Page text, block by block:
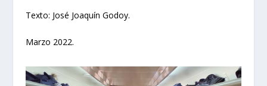
Texto: José Joaquín Godoy.
Marzo 2022.